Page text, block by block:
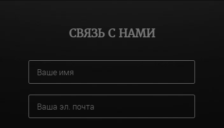
СВЯЗЬ С НАМИ